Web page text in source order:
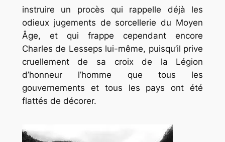
instruire un procès qui rappelle déjà les
odieux jugements de sorcellerie du Moyen
Âge, et qui frappe cependant encore
Charles de Lesseps lui-même, puisqu’il prive
cruellement de sa croix de la Légion
d’honneur l’homme que tous les
gouvernements et tous les pays ont été
flattés de décorer.